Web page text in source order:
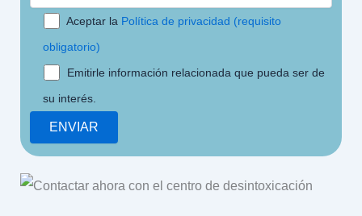
Aceptar la Política de privacidad (requisito
obligatorio)
Emitirle información relacionada que pueda ser de
su interés.